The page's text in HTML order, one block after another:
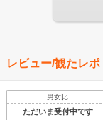
レビュー/観たレポ
男女比
ただいま受付中です